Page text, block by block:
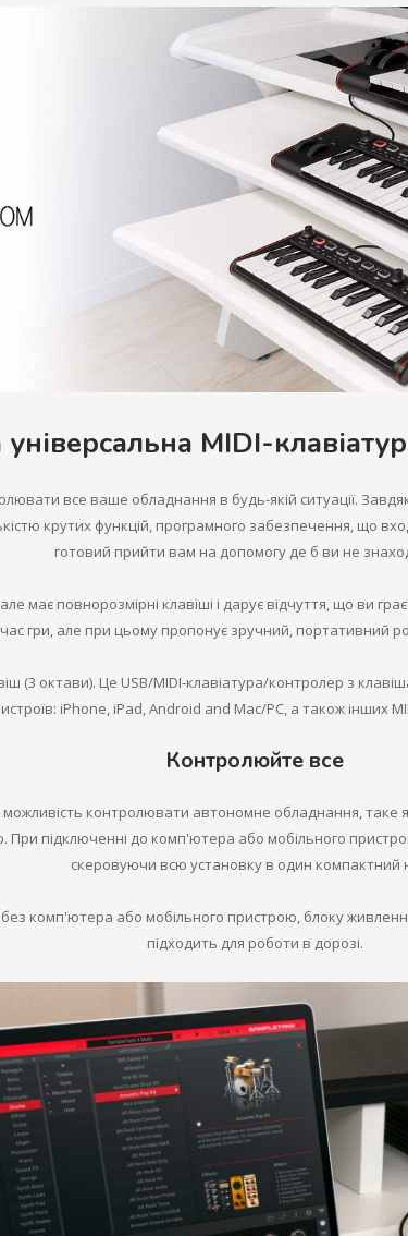
MIDI-
все ваше обладнання в будь-якій ситуації.
крутих функцій, програмного забезпечення, що
готовий прийти вам на допомогу де б ви не
має повнорозмірні клавіші і дарує відчуття, що ви
час гри, але при цьому пропонує зручний, портативний
(3 октави). Це USB/MIDI-клавіатура/контролер з
iPhone, iPad, Android and Mac/PC, а також інших
Контролюйте все
можливість контролювати автономне обладнання, таке
підключенні до комп'ютера або мобільного
скеровуючи всю установку в один компактний
комп'ютера або мобільного пристрою, блоку
підходить для роботи в дорозі.